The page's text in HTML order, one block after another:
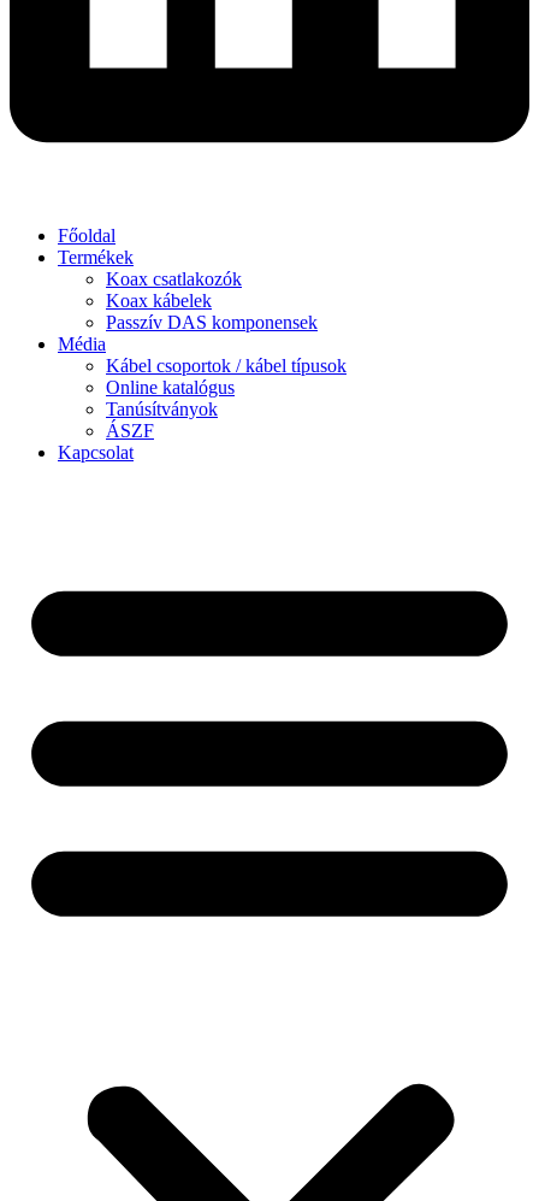
Főoldal
Termékek
Koax csatlakozók
Koax kábelek
Passzív DAS komponensek
Média
Kábel csoportok / kábel típusok
Online katalógus
Tanúsítványok
ÁSZF
Kapcsolat